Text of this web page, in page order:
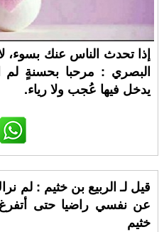
إذا تحدث الناس عنك
البصري : مرحبا بحسنةٍ لم
يدخل فيها عُجب ولا رياء.
قيل لـ الربيع بن خثيم : لم
عن نفسي راضيا حتى
خثيم